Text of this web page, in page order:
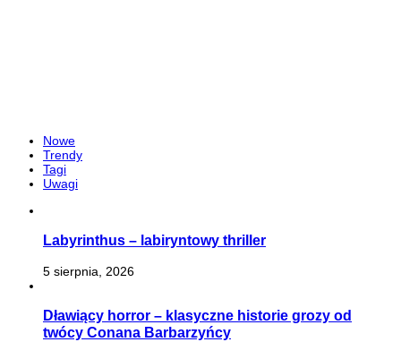
Nowe
Trendy
Tagi
Uwagi
Labyrinthus – labiryntowy thriller
5 sierpnia, 2026
Dławiący horror – klasyczne historie grozy od
twócy Conana Barbarzyńcy